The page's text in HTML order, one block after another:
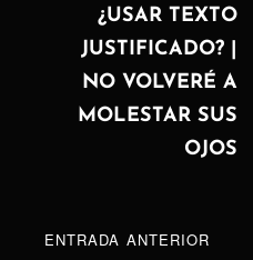
entradas
ENTRADA
ENTRADA ANTERIOR
SIGUIENTE
¿USAR TEXTO
JUSTIFICADO? |
NO VOLVERÉ A
MOLESTAR SUS
OJOS